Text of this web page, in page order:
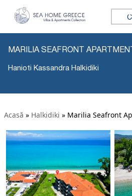
MARILIA SEAFRONT
Hanioti Kassandra Halkidiki
Acasă » Halkidiki » Marilia Seafront